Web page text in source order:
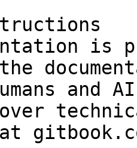
is
and
over